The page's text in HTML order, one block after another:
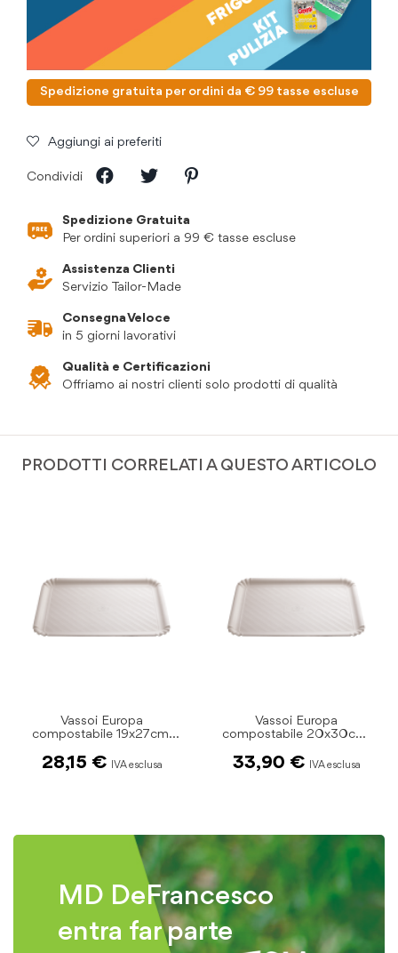
Spedizione gratuita per ordini da € 99 tasse escluse
Aggiungi ai preferiti
Condividi
Spedizione Gratuita
Per ordini superiori a 99 € tasse escluse
Assistenza Clienti
Servizio Tailor-Made
Consegna Veloce
in 5 giorni lavorativi
Qualità e Certificazioni
Offriamo ai nostri clienti solo prodotti di qualità
PRODOTTI CORRELATI A QUESTO ARTICOLO
Vassoi Europa
compostabile 20x30cm.
33,90 €
Vassoi Europa
compostabile
27,95 €
MD DeFrancesco
entra far parte